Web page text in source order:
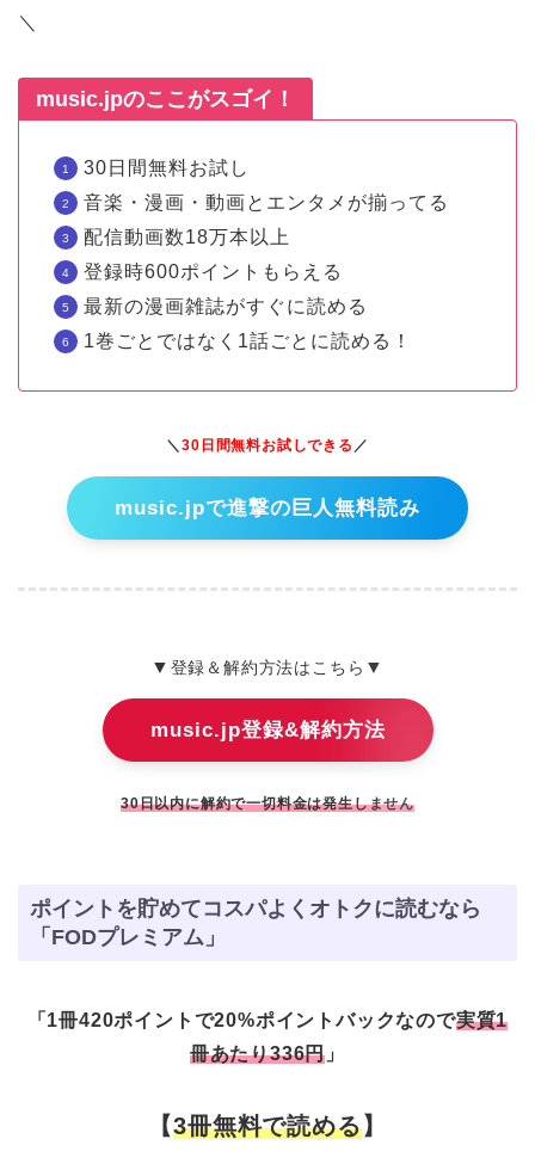
＼
music.jpのここがスゴイ！
30日間無料お試し
音楽・漫画・動画とエンタメが揃ってる
配信動画数18万本以上
登録時600ポイントもらえる
最新の漫画雑誌がすぐに読める
1巻ごとではなく1話ごとに読める！
＼30日間無料お試しできる ／
music.jpで進撃の巨人無料読み
▼ 登録＆解約方法はこちら ▼
music.jp登録&解約方法
30日以内に解約で一切料金は発生しません
ポイントを貯めてコスパよくオトクに読むなら
「FODプレミアム」
「1冊420ポイントで20%ポイントバックなので実質1
冊あたり336円 」
【3冊無料で読める】